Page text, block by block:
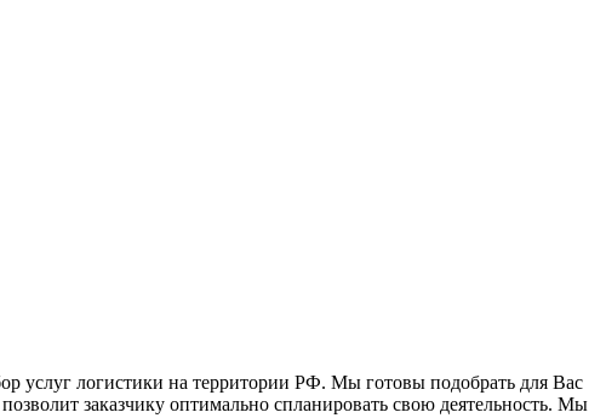
услуг логистики на территории РФ. Мы готовы подобрать для Вас
заказчику оптимально спланировать свою деятельность. Мы